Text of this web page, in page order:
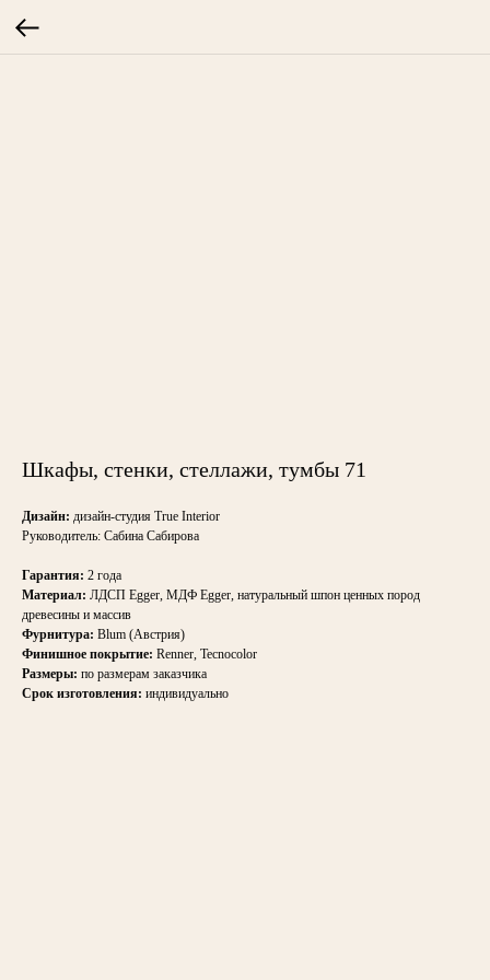
Шкафы, стенки, стеллажи, тумбы 71
Дизайн: дизайн-студия True Interior
Руководитель: Сабина Сабирова
Гарантия: 2 года
Материал: ЛДСП Egger, МДФ Egger, натуральный шпон ценных пород
древесины и массив
Фурнитура: Blum (Австрия)
Финишное покрытие: Renner, Tecnocolor
Размеры: по размерам заказчика
Срок изготовления: индивидуально